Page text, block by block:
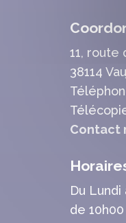
11, route
38114
Contact
Du Lundi
de